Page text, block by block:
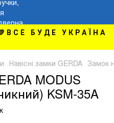
В С Е Б У Д Е У К Р А Ї Н А
Навісні замки GERDA Замок
MODUS
KSM-35A